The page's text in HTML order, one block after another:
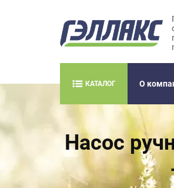
КАТАЛОГ О
Насос